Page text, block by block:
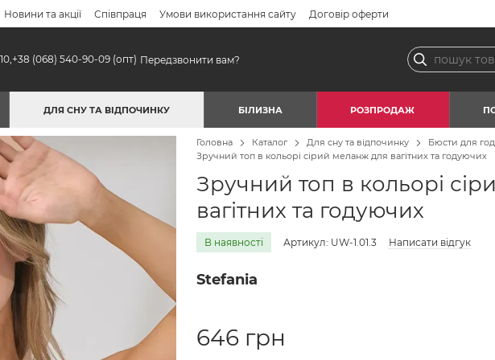
Новини та акції Співпраця Умови використання сайту Договір оферти
+38 (068) 540-90-09 (опт) Передзвонити вам?
ДЛЯ СНУ ТА ВІДПОЧИНКУ БІЛИЗНА РОЗПРОДАЖ
Головна Каталог Для сну та відпочинку
Бюсти для
Зручний топ в кольорі сірий меланж для вагітних та годуючих
Зручний топ в кольорі
вагітних та годуючих
В наявності Артикул: UW-1.01.3 Написати відгук
Stefania
646 грн